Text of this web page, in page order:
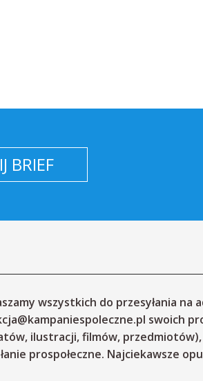
BRIEF
wszystkich do przesyłania na
swoich
ilustracji, filmów,
prospołeczne. Najciekawsze